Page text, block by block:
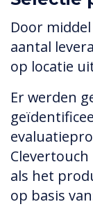
Door
aantal
op locatie
Er werden
als het
op basis